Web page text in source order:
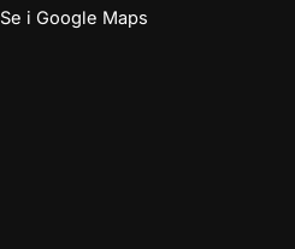
Se i Google Maps